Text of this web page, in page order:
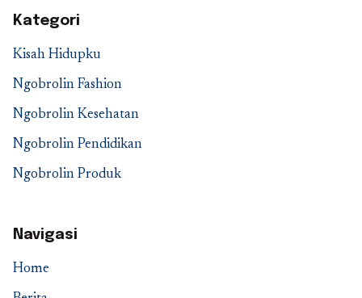
Kategori
Kisah Hidupku
Ngobrolin Fashion
Ngobrolin Kesehatan
Ngobrolin Pendidikan
Ngobrolin Produk
Navigasi
Home